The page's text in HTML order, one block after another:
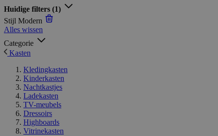
Huidige filters (1)
Stijl Modern
Alles wissen
Categorie
Kasten
Kledingkasten
Kinderkasten
Nachtkastjes
Ladekasten
TV-meubels
Dressoirs
Highboards
Vitrinekasten